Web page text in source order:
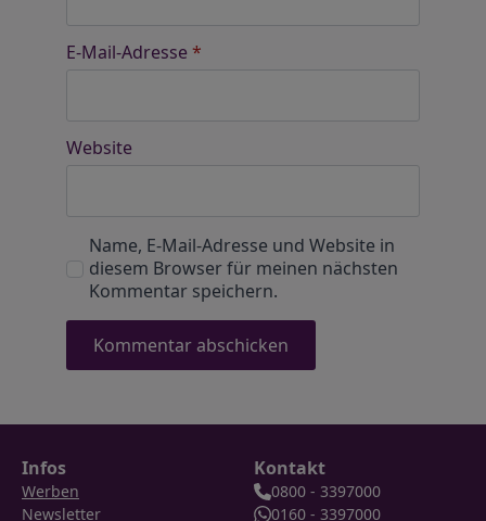
E-Mail-Adresse *
Website
Name, E-Mail-Adresse und Website in
diesem Browser für meinen nächsten
Kommentar speichern.
Infos
Werben
Newsletter
Kontakt
0800 - 3397000
0160 - 3397000